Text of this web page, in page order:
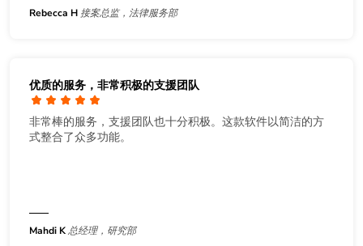
Rebecca H 接案总监，法律服务部
优质的服务，非常积极的支援团队
非常棒的服务，支援团队也十分积极。这款软件以简洁的方
式整合了众多功能。
Mahdi K总经理，研究部